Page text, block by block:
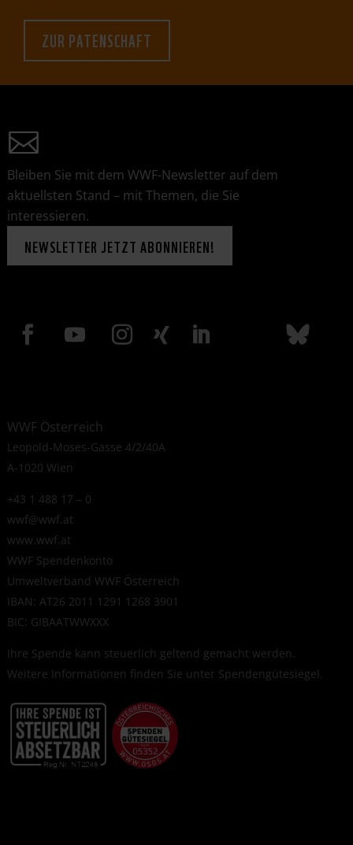
ZUR PATENSCHAFT
Bleiben Sie mit dem WWF-Newsletter auf dem
aktuellsten Stand – mit Themen, die Sie
interessieren.
NEWSLETTER JETZT ABONNIEREN!
WWF Österreich
Leopold-Moses-Gasse 4/2/40A
A-1020 Wien
+43 1 488 17 – 0
wwf@wwf.at
www.wwf.at
WWF Spendenkonto
Umweltverband WWF Österreich
IBAN: AT26 2011 1291 1268 3901
BIC: GIBAATWWXXX
Ihre Spende kann steuerlich geltend gemacht werden.
Weitere Informationen finden Sie unter Spendengütesiegel.